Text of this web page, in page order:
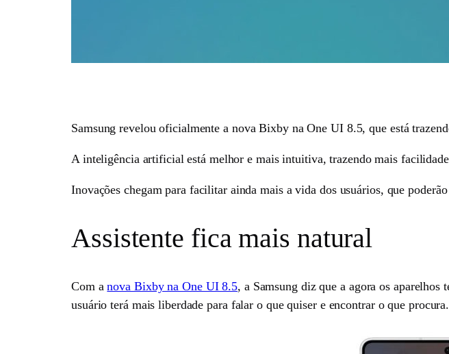
Samsung revelou oficialmente a nova Bixby na One UI 8.5, que está
A inteligência artificial está melhor e mais intuitiva, trazendo mais
Inovações chegam para facilitar ainda mais a vida dos usuários, que
Assistente fica mais natural
Com anova Bixby na One UI 8.5, a Samsung diz que a agora os
usuário terá mais liberdade para falar o que quiser e encontrar o que procura.